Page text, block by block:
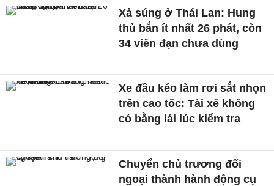
Xả súng ở Thái Lan: Hung
thủ bắn ít nhất 26 phát, còn
34 viên đạn chưa dùng
Xe đầu kéo làm rơi sắt nhọn
trên cao tốc: Tài xế không
có bằng lái lúc kiểm tra
Chuyển chủ trương đối
ngoại thành hành động cụ